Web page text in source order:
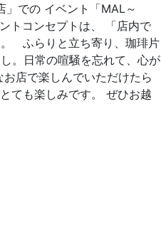
での イベント「MAL～
トコンセプトは、 「店内で
。 ふらりと立ち寄り、珈琲片
。日常の喧騒を忘れて、心が
店で楽しんでいただけたら
ても楽しみです。 ぜひお越